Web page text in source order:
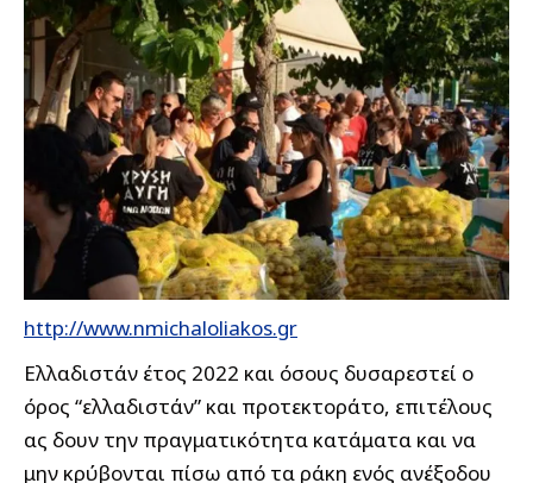
http://www.nmichaloliakos.gr
Ελλαδιστάν έτος 2022 και όσους δυσαρεστεί ο
όρος “ελλαδιστάν” και προτεκτοράτο, επιτέλους
ας δουν την πραγματικότητα κατάματα και να
μην κρύβονται πίσω από τα ράκη ενός ανέξοδου